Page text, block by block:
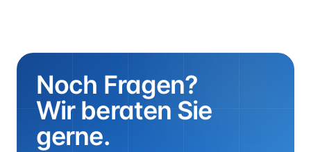
Noch Fragen?
Wir beraten Sie
gerne.